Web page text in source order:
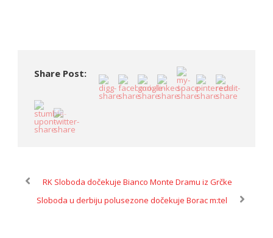
Share Post:
RK Sloboda dočekuje Bianco Monte Dramu iz Grčke
Sloboda u derbiju polusezone dočekuje Borac m:tel